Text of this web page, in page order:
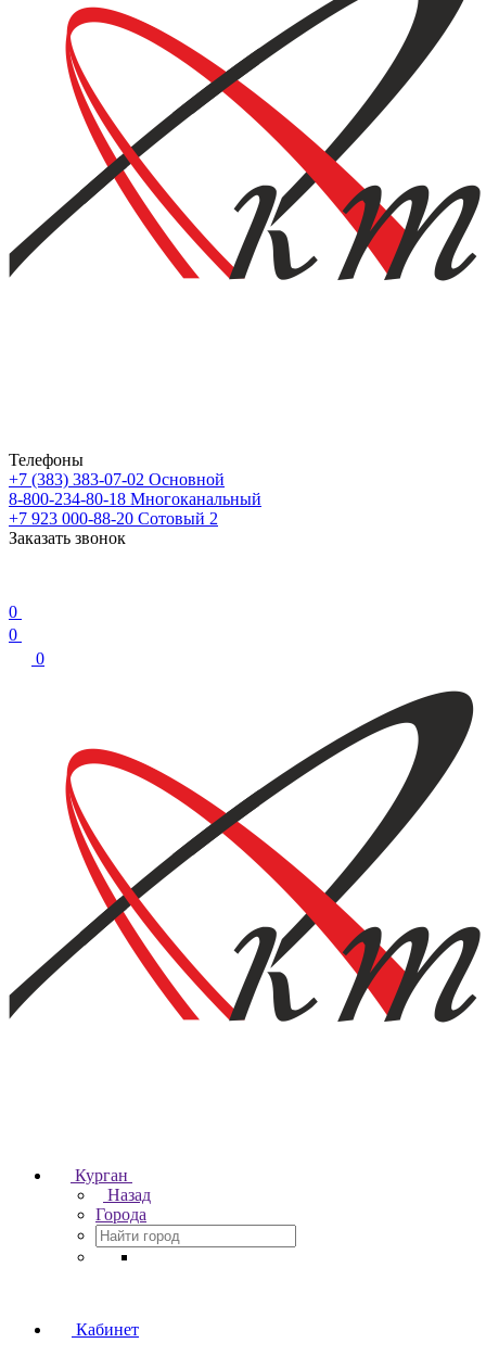
Телефоны
+7 (383) 383-07-02 Основной
8-800-234-80-18 Многоканальный
+7 923 000-88-20 Сотовый 2
Заказать звонок
0
0
0
Курган
Назад
Города
Кабинет